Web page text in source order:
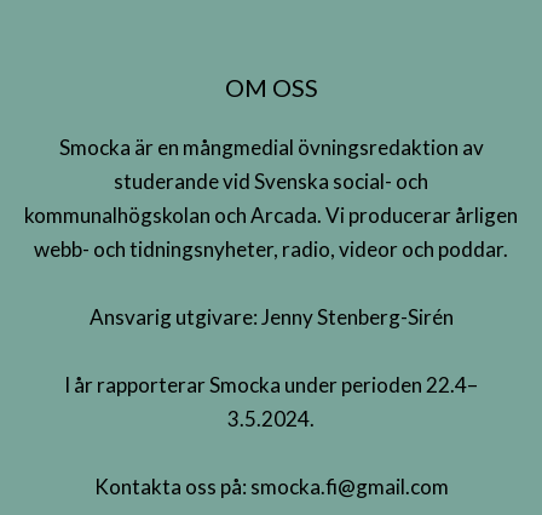
OM OSS
Smocka är en mångmedial övningsredaktion av
studerande vid Svenska social- och
kommunalhögskolan och Arcada. Vi producerar årligen
webb- och tidningsnyheter, radio, videor och poddar.
Ansvarig utgivare: Jenny Stenberg-Sirén
I år rapporterar Smocka under perioden 22.4–
3.5.2024.
Kontakta oss på: smocka.fi@gmail.com